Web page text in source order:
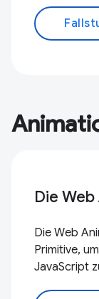
Die
Die Web
Primitive,
JavaScript